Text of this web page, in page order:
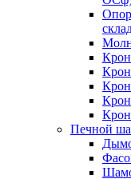
Печной